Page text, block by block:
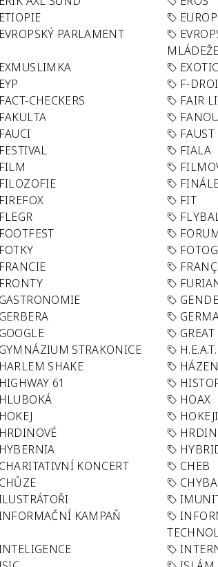
ETIOPIE
EVROPSKÝ PARLAMENT
MLÁDEŽE
EXMUSLIMKA
EYP
F-
FACT-CHECKERS
FAIR
FAKULTA
FAUCI
FAUST
FESTIVAL
FIALA
FILM
FILOZOFIE
FIREFOX
FIT
FLEGR
FOOTFEST
FOTKY
FRANCIE
FRONTY
GASTRONOMIE
GERBERA
GOOGLE
GREAT
GYMNÁZIUM STRAKONICE
H.E.A.T.
HARLEM SHAKE
HIGHWAY 61
HLUBOKÁ
HOAX
HOKEJ
HRDINOVÉ
HYBERNIA
CHARITATIVNÍ KONCERT
CHEB
CHŮZE
CHYBA
KAMPAŇ